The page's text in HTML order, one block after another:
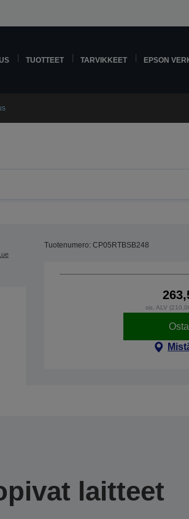
TUOTTEET TARVIKKEET EPSON
Tuotenumero: CP05RTBSB248
sis. ALV
laitteet